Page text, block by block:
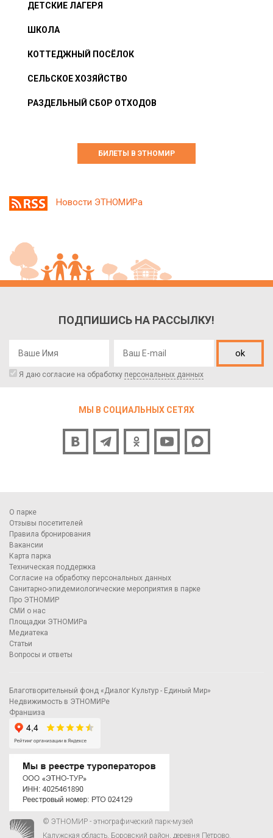
ДЕТСКИЕ ЛАГЕРЯ
ШКОЛА
КОТТЕДЖНЫЙ ПОСЁЛОК
СЕЛЬСКОЕ ХОЗЯЙСТВО
РАЗДЕЛЬНЫЙ СБОР ОТХОДОВ
БИЛЕТЫ В ЭТНОМИР
Новости ЭТНОМИРа
ПОДПИШИСЬ НА РАССЫЛКУ!
ok
Я даю согласие на обработку персональных данных
МЫ В СОЦИАЛЬНЫХ СЕТЯХ
О парке
Отзывы посетителей
Правила бронирования
Вакансии
Карта парка
Техническая поддержка
Согласие на обработку персональных данных
Санитарно-эпидемиологические мероприятия в парке
Про ЭТНОМИР
СМИ о нас
Площадки ЭТНОМИРа
Медиатека
Статьи
Вопросы и ответы
Благотворительный фонд «Диалог Культур - Единый Мир»
Недвижимость в ЭТНОМИРе
Франшиза
© ЭТНОМИР - этнографический парк-музей
Калужская область, Боровский район, деревня Петрово.